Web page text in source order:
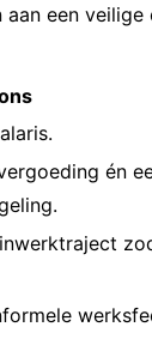
aan een
én